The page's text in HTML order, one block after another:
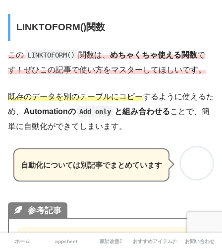
LINKTOFORM()関数
この LINKTOFORM() 関数は、めちゃくちゃ使える関数で
す！ぜひこの記事で使い方をマスターしてほしいです。
既存のデータを別のテーブルにコピーするように使えるた
め、 Automationの Add only と組み合わせることで、簡
単に自動化ができてしまいます。
自動化については別記事でまとめています
参考記事
ある特定のカラムが更新されたら発火
ホーム appsheet 家計改善⤴ おすすめアイテム(^^) お問い合わせ